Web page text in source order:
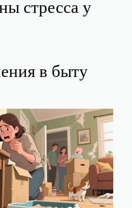
стресса у
в быту